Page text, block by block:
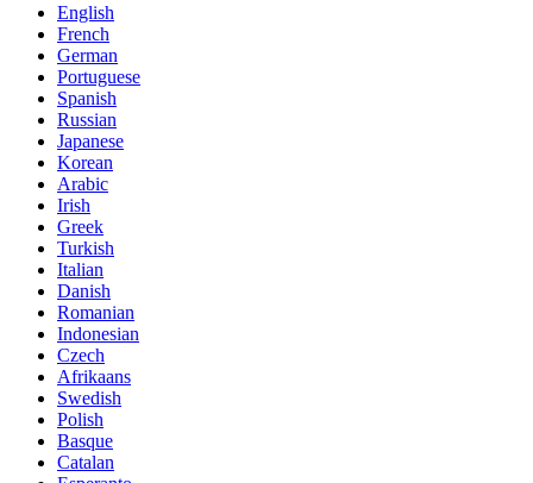
English
French
German
Portuguese
Spanish
Russian
Japanese
Korean
Arabic
Irish
Greek
Turkish
Italian
Danish
Romanian
Indonesian
Czech
Afrikaans
Swedish
Polish
Basque
Catalan